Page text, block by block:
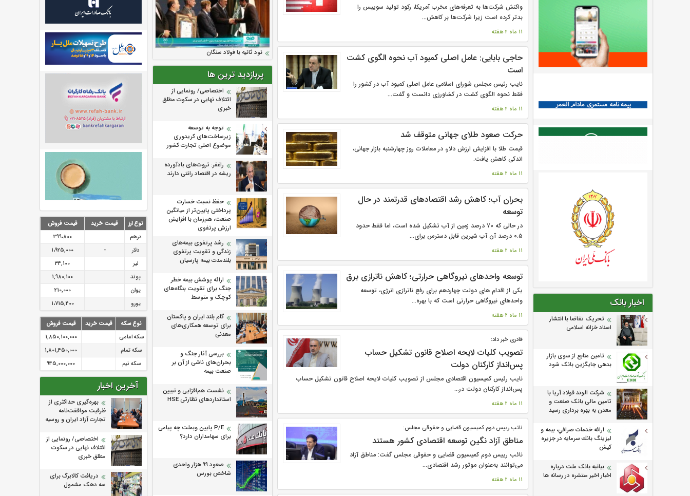
اخبار بانک
تحریک تقاضا با انتشار
اسناد خزانه اسلامی
تامین منابع از سوی بازار
بدهی جایگزین بانک شود
شرکت الوند فولاد آریا با
تامین مالی بانک صنعت و
معدن به بهره برداری رسید
ارائه خدمات صرافي، بيمه و
ليزينگ بانك سرمايه در جزيره
كيش
بیانیه بانک ملت درباره
اخبار اخیر منتشره در رسانه ها
واکنش شرکت‌ها به تعرفه‌های مخرب آمریکا، رکود تولید سوییس را
بدتر کرده است زیرا شرکت‌ها بر کاهش...
11 ماه 2 هفته
حاجی بابایی: عامل اصلی کمبود آب نحوه الگوی کشت
است
نایب رئیس مجلس شورای اسلامی عامل اصلی کمبود آب در کشور را
فقط نحوه الگوی کشت در کشاورزی دانست و گفت...
11 ماه 2 هفته
حرکت صعود طلای جهانی متوقف شد
قیمت طلا با افزایش ارزش دلار، در معاملات روز چهارشنبه بازار جهانی،
اندکی کاهش یافت.
11 ماه 2 هفته
بحران آب؛ کاهش رشد اقتصادهای قدرتمند در حال
توسعه
در حالی که ۷۰ درصد زمین از آب تشکیل شده است، اما فقط حدود
۰.۵ درصد آن آب شیرین قابل دسترس برای...
11 ماه 2 هفته
توسعه واحدهای نیروگاهی حرارتی؛ کاهش ناترازی برق
یکی از اقدام های دولت چهاردهم برای رفع ناترازی انرژی، توسعه
واحدهای نیروگاهی حرارتی است که با بهره...
11 ماه 2 هفته
قادری خبر داد:
تصویب کلیات لایحه اصلاح قانون تشکیل حساب
پس‌انداز کارکنان دولت
نایب رئیس کمیسیون اقتصادی مجلس از تصویب کلیات لایحه اصلاح قانون تشکیل حساب
پس‌انداز کارکنان دولت در...
11 ماه 2 هفته
نائب رییس دوم کمیسیون قضایی و حقوقی مجلس:
مناطق آزاد نگین توسعه اقتصادی کشور هستند
نائب رییس دوم کمیسیون قضایی و حقوقی مجلس گفت: مناطق آزاد
می‌توانند به‌عنوان موتور رشد اقتصادی...
11 ماه 2 هفته
ارزش سهام عدالت بالا رفت
سرمایه بیمه کوثر به ۴ همت می‌رسد
نود ثانیه با فولاد سنگان
تقدیر دبیرکل سندیکای بیمه گران ایران از
اقدامات مدیرعامل بیمه رازی
توصیه های رئیس پلیس فتا به مشتریان
بانک ها در مورد پیشگیری از سرقت های
مجازی
پربازدید ترین ها
اختصاصی/ رونمایی از
ائتلاف‌ نهایی در سکوت مطلق
خبری
توجه به توسعه
زیرساخت‌های کریدوری
موضوع اصلی تجارت کشور
راغفر: ثروت‌های بادآورده
ریشه در اقتصاد رانتی دارند
حفظ نسبت خسارت
پرداختی پایین‌تر از میانگین
صنعت، هم‌زمان با افزایش
ارزش پرتفوی
رشد پرتفوی بیمه‌های
زندگی و تقویت پرتفوی
بلندمدت بیمه پارسیان
ارائه پوشش بیمه خطر
جنگ برای تقویت بنگاه‌های
کوچک و متوسط
گام بلند ایران و پاکستان
برای توسعه همکاری‌های
معدنی
بررسی آثار جنگ و
بحران‌های ناشی از آن بر
صنعت بیمه
نشست هم‌افزایی و تبیین
استانداردهای نظارتی HSE
P/E پایین وبملت چه پیامی
برای سهامداران دارد؟
صعود ۹۹ هزار واحدی
شاخص بورس
نوع ارز قیمت خرید
قیمت فروش
درهم
399،800
دلار
-
1،925,000
لیر
34,100
پوند
1,980,100
یوان
210,000
یورو
1،715,400
نوع سکه قیمت خرید
قیمت فروش
سکه امامی
1,850,100,000
سکه تمام
1,801,450,000
سکه نیم
945,000,000
آخرین اخبار
بهره‌گیری حداکثری از
ظرفیت موافقت‌نامه
تجارت آزاد ایران و روسیه
اختصاصی/ رونمایی از
ائتلاف‌ نهایی در سکوت
مطلق خبری
دریافت کالابرگ برای
سه دهک مشمول